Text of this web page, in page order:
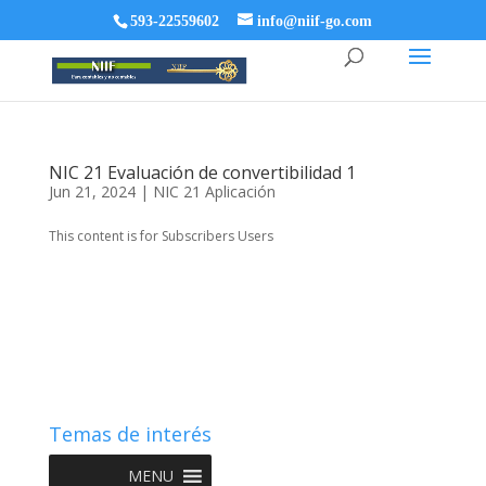
593-22559602 info@niif-go.com
NIC 21 Evaluación de convertibilidad 1
Jun 21, 2024| NIC 21 Aplicación
This content is for Subscribers Users
Temas de interés
MENU